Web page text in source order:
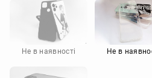
Motorola
Не в наявності Не в